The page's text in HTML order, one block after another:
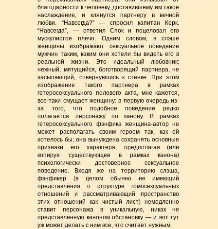
благодарности к человеку, доставившему им такое
наслаждение, и клянутся партнеру в вечной
любви. “Навсегда?” — спросил капитан Керк.
“Навсегда”, — ответил Спок и поцеловал его
мускулистое плечо. Одним словом, в слэше
женщины изображают сексуальное поведение
мужчин таким, каким они хотели бы видеть его в
реальной жизни. Это идеальный любовник:
нежный, мятущийся, боготворящий партнера, не
засыпающий, отвернувшись к стенке. При этом
изображение такого партнера в рамках
гетеросексуального полового акта, мне кажется,
все-таки смущает женщину: в первую очередь из-
за того, что подобное поведение редко
полагается персонажу по канону. В рамках
гетеросексуального фэнфика женщина-автор не
может располагать своим героем так, как ей
хотелось бы; она вынуждена сохранять основные
признаки его характера, предполагая (или
копируя существующее в рамках канона)
психологически достоверное сексуальное
поведение. Входя же на территорию слэша,
фэнфикер (в целом обычно не имеющий
представления о структуре гомосексуальных
отношений и рассматривающий пространство
этих отношений как чистый лист) немедленно
ставит персонажа в уникальную, никак не
представленную каноном обстановку — и вот тут
уж может делать с ним все, что считает нужным.